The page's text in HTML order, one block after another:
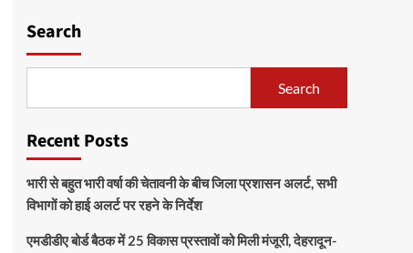
Search
Search
Recent Posts
भारी से बहुत भारी वर्षा की चेतावनी के बीच जिला प्रशासन अलर्ट, सभी
विभागों को हाई अलर्ट पर रहने के निर्देश
एमडीडीए बोर्ड बैठक में 25 विकास प्रस्तावों को मिली मंजूरी, देहरादून-